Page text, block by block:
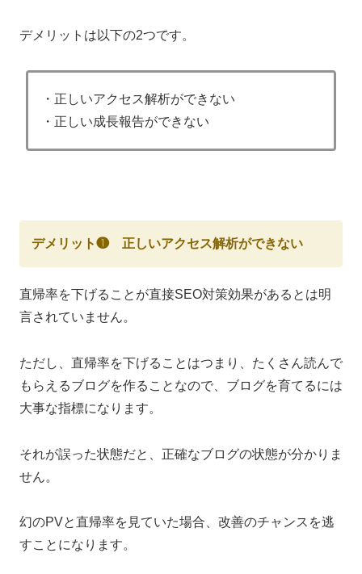
デメリットは以下の2つです。
・正しいアクセス解析ができない
・正しい成長報告ができない
デメリット❶ 正しいアクセス解析ができない
直帰率を下げることが直接SEO対策効果があるとは明
言されていません。
ただし、直帰率を下げることはつまり、たくさん読んで
もらえるブログを作ることなので、ブログを育てるには
大事な指標になります。
それが誤った状態だと、正確なブログの状態が分かりま
せん。
幻のPVと直帰率を見ていた場合、改善のチャンスを逃
すことになります。